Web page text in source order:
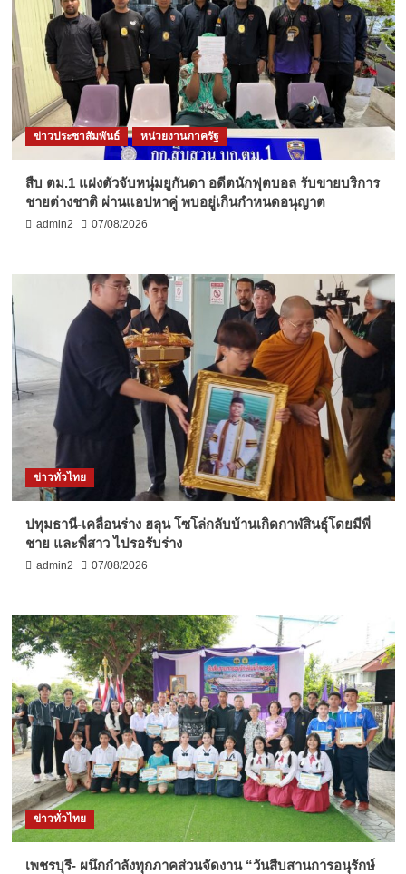
ข่าวประชาสัมพันธ์ หน่วยงานภาครัฐ
สืบ ตม.1 แฝงตัวจับหนุ่มยูกันดา อดีตนักฟุตบอล รับขายบริการ
ชายต่างชาติ ผ่านแอปหาคู่ พบอยู่เกินกำหนดอนุญาต
admin2 07/08/2026
ข่าวทั่วไทย
ปทุมธานี-เคลื่อนร่าง ฮลุน โซโล่กลับบ้านเกิดกาฬสินธุ์โดยมีพี่
ชาย และพี่สาว ไปรอรับร่าง
admin2 07/08/2026
ข่าวทั่วไทย
เพชรบุรี- ผนึกกำลังทุกภาคส่วนจัดงาน “วันสืบสานการอนุรักษ์